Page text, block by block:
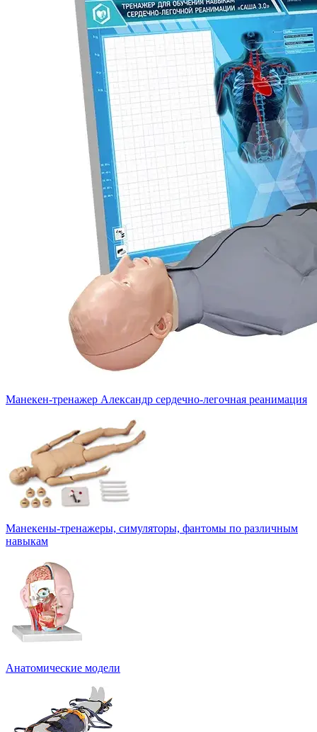
Манекен-тренажер Александр сердечно-легочная реанимация
Манекены-тренажеры, симуляторы, фантомы по различным
навыкам
Анатомические модели